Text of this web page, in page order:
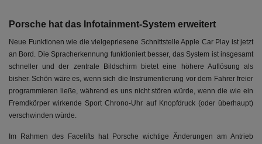
Porsche hat das Infotainment-System erweitert
Neue Funktionen wie die vielgepriesene Schnittstelle Apple Car Play ist jetzt
an Bord. Die Spracherkennung funktioniert besser, das System ist insgesamt
schneller und der zentrale Bildschirm bietet eine höhere Auflösung als
bisher. Schön wäre es, wenn sich die Instrumentierung vor dem Fahrer freier
programmieren ließe, während es uns nicht stören würde, wenn die wie ein
Fremdkörper wirkende Sport Chrono-Uhr auf Knopfdruck (oder überhaupt)
verschwinden würde.
Im Rahmen des Facelifts hat Porsche wichtige Änderungen am Antrieb